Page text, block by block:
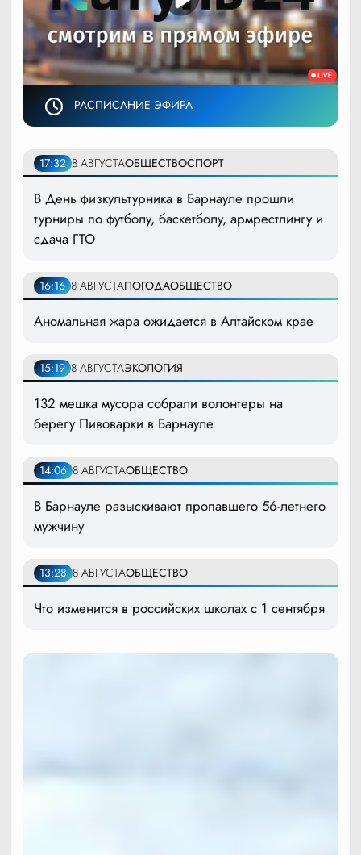
РАСПИСАНИЕ ЭФИРА
17:32 8 АВГУСТАОБЩЕСТВОСПОРТ
В День физкультурника в Барнауле прошли
турниры по футболу, баскетболу, армрестлингу и
сдача ГТО
16:16 8 АВГУСТАПОГОДАОБЩЕСТВО
Аномальная жара ожидается в Алтайском крае
15:19 8 АВГУСТАЭКОЛОГИЯ
132 мешка мусора собрали волонтеры на
берегу Пивоварки в Барнауле
14:06 8 АВГУСТАОБЩЕСТВО
В Барнауле разыскивают пропавшего 56-летнего
мужчину
13:28 8 АВГУСТАОБЩЕСТВО
Что изменится в российских школах с 1 сентября